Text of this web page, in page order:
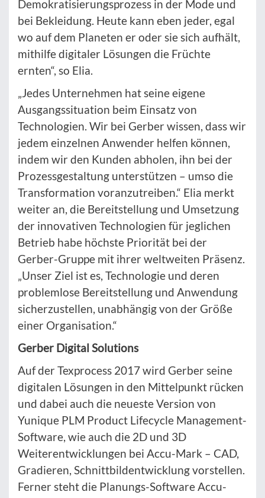
Demokratisierungsprozess in der Mode und
bei Bekleidung. Heute kann eben jeder, egal
wo auf dem Planeten er oder sie sich aufhält,
mithilfe digitaler Lösungen die Früchte
ernten“, so Elia.
„Jedes Unternehmen hat seine eigene
Ausgangssituation beim Einsatz von
Technologien. Wir bei Gerber wissen, dass wir
jedem einzelnen Anwender helfen können,
indem wir den Kunden abholen, ihn bei der
Prozessgestaltung unterstützen – umso die
Transformation voranzutreiben.“ Elia merkt
weiter an, die Bereitstellung und Umsetzung
der innovativen Technologien für jeglichen
Betrieb habe höchste Priorität bei der
Gerber-Gruppe mit ihrer weltweiten Präsenz.
„Unser Ziel ist es, Technologie und deren
problemlose Bereitstellung und Anwendung
sicherzustellen, unabhängig von der Größe
einer Organisation.“
Gerber Digital Solutions
Auf der Texprocess 2017 wird Gerber seine
digitalen Lösungen in den Mittelpunkt rücken
und dabei auch die neueste Version von
Yunique PLM Product Lifecycle Management-
Software, wie auch die 2D und 3D
Weiterentwicklungen bei Accu-Mark – CAD,
Gradieren, Schnittbildentwicklung vorstellen.
Ferner steht die Planungs-Software Accu-